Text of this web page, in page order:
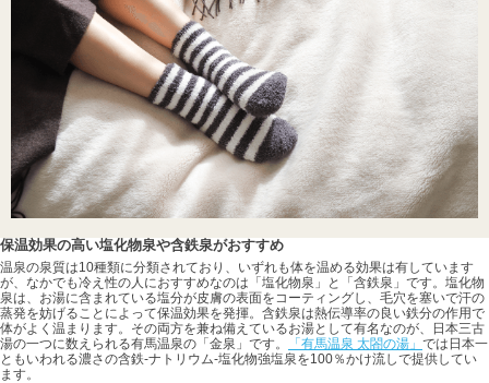
保温効果の高い塩化物泉や含鉄泉がおすすめ
温泉の泉質は10種類に分類されており、いずれも体を温める効果は有しています
が、なかでも冷え性の人におすすめなのは「塩化物泉」と「含鉄泉」です。塩化物
泉は、お湯に含まれている塩分が皮膚の表面をコーティングし、毛穴を塞いで汗の
蒸発を妨げることによって保温効果を発揮。含鉄泉は熱伝導率の良い鉄分の作用で
体がよく温まります。その両方を兼ね備えているお湯として有名なのが、日本三古
湯の一つに数えられる有馬温泉の「金泉」です。
「有馬温泉 太閤の湯」 では日本一
ともいわれる濃さの含鉄-ナトリウム-塩化物強塩泉を100％かけ流しで提供してい
ます。